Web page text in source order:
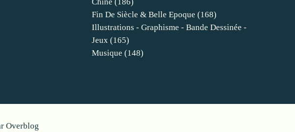
Fin De Siècle & Belle Epoque (168)
Illustrations - Graphisme - Bande Dessinée -
Jeux (165)
Musique (148)
Overblog